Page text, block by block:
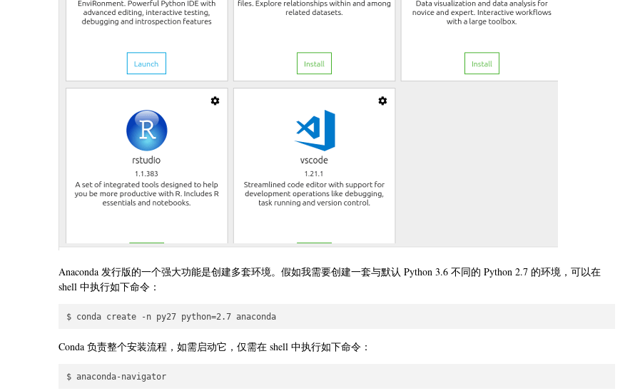
Anaconda 发行版的一个强大功能是创建多套环境。假如我需要创建一套与默认 Python 3.6 不同的 Python 2.7 的环境，可以在
shell 中执行如下命令：
Conda 负责整个安装流程，如需启动它，仅需在 shell 中执行如下命令：